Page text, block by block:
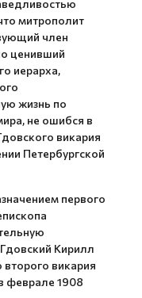
митрополит
член
ценивший
иерарха,
жизнь по
не ошибся в
викария
Петербургской
первого
Кирилл
второго викария
феврале 1908